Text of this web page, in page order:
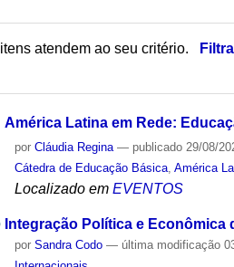
itens atendem ao seu critério.
América Latina em Rede:
porCláudia Regina — publicado 29/08/
Cátedra de Educação Básica ,América
Localizado em EVENTOS
Integração Política e Econômica
porSandra Codo — última modificação